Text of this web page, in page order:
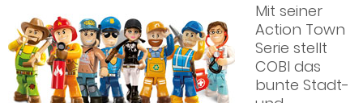
Mit seiner
Action Town
Serie stellt
COBI das
bunte Stadt-